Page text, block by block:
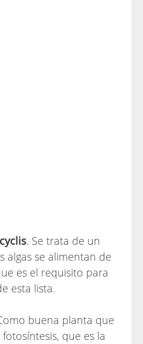
. Se trata de un
algas se alimentan de
es el requisito para
esta lista.
buena planta que
que es la